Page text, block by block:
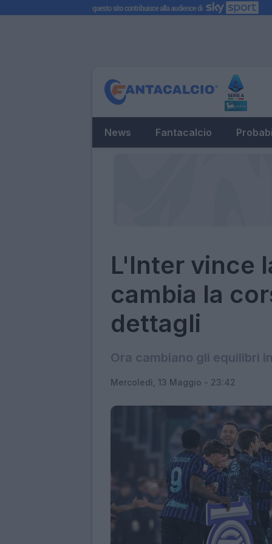
News Fantacalcio
L'Inter vince
cambia la
dettagli
Ora cambiano gli equilibri
Mercoledì, 13 Maggio - 23:42